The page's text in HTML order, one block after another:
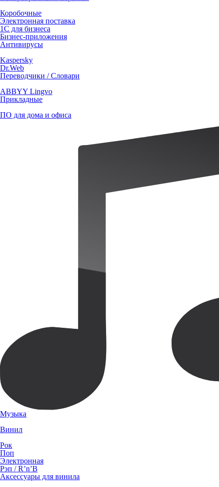
Коробочные
Электронная поставка
1С для бизнеса
Бизнес-приложения
Антивирусы
Kaspersky
Dr.Web
Переводчики / Словари
ABBYY Lingvo
Прикладные
ПО для дома и офиса
Музыка
Винил
Рок
Поп
Электронная
Рэп / R’n’B
Аксессуары для винила